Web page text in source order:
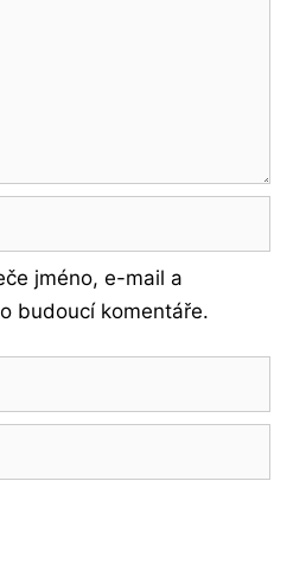
jméno, e-mail a
budoucí komentáře.